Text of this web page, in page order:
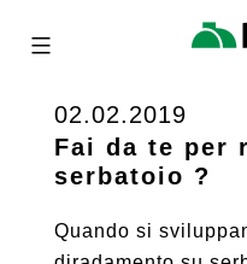
content
02.02.2019
Fai da te per
serbatoio ?
Quando si